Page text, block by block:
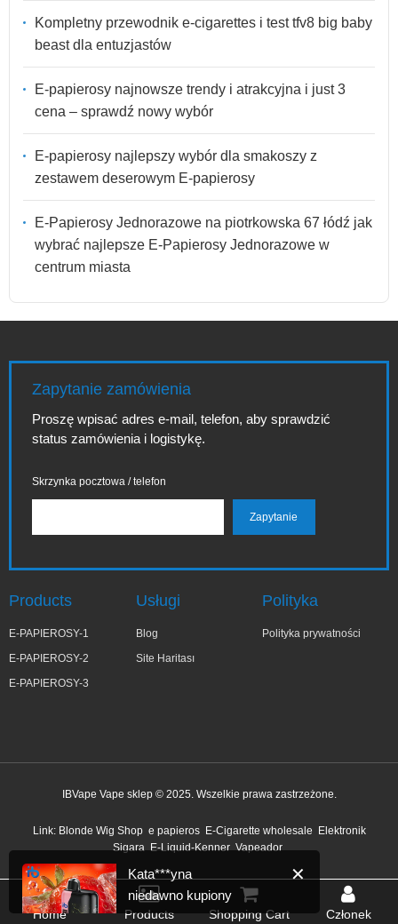
Kompletny przewodnik e-cigarettes i test tfv8 big baby
beast dla entuzjastów
E-papierosy najnowsze trendy i atrakcyjna i just 3
cena – sprawdź nowy wybór
E-papierosy najlepszy wybór dla smakoszy z
zestawem deserowym E-papierosy
E-Papierosy Jednorazowe na piotrkowska 67 łódź jak
wybrać najlepsze E-Papierosy Jednorazowe w
centrum miasta
Zapytanie zamówienia
Proszę wpisać adres e-mail, telefon, aby sprawdzić
status zamówienia i logistykę.
Skrzynka pocztowa / telefon
Products
E-PAPIEROSY-1
E-PAPIEROSY-2
E-PAPIEROSY-3
Usługi
Blog
Site Haritası
Polityka
Polityka prywatności
IBVape Vape sklep © 2025. Wszelkie prawa zastrzeżone.
Link: Blonde Wig Shop e papieros E-Cigarette wholesale
Elektronik
Sigara E-Liquid-Kenner Vapeador
Home Products Shopping Cart Członek
niedawno kupiony
1 godzinę temu